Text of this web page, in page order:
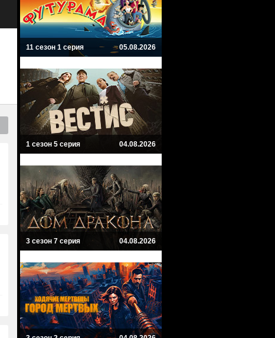
11 сезон 1 серия 05.08.2026
1 сезон 5 серия 04.08.2026
3 сезон 7 серия 04.08.2026